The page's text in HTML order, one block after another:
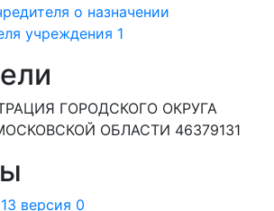
о назначении
учреждения 1
ГОРОДСКОГО ОКРУГА
ОБЛАСТИ 46379131
версия 0